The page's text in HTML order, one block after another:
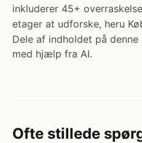
inkluderer 45+
etager at udforske, heru
Dele af indholdet på
med hjælp fra AI.
Ofte stillede